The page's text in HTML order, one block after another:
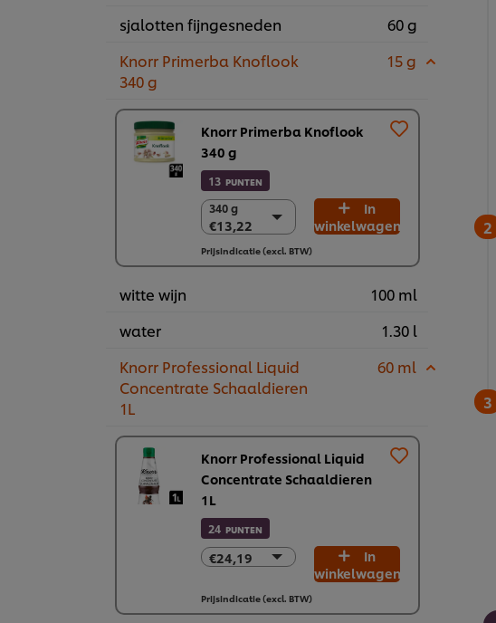
sjalotten fijngesneden
60 g
Knorr Primerba Knoflook
340 g
15 g
Knorr Primerba Knoflook
340 g
13 PUNTEN
340 g
€13,22
340 g
€13,22
2 x 340 g
€26,45
In
winkelwagen
Prijsindicatie (excl. BTW)
witte wijn
100 ml
water
1.30 l
Knorr Professional Liquid
Concentrate Schaaldieren
1L
60 ml
Knorr Professional Liquid
Concentrate Schaaldieren
1L
24 PUNTEN
€24,19
€24,19
In
winkelwagen
Prijsindicatie (excl. BTW)